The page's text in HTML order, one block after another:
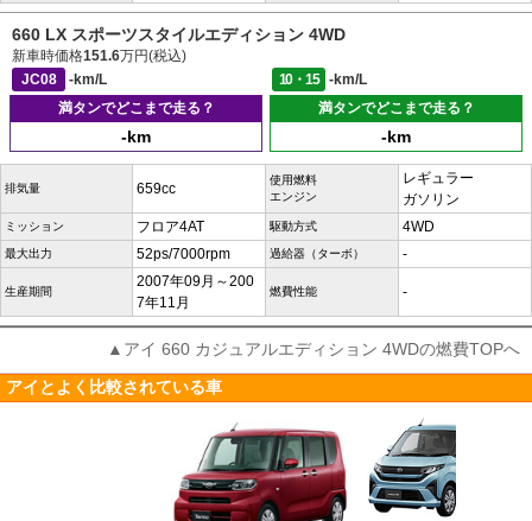
660 LX スポーツスタイルエディション 4WD
新車時価格151.6万円(税込)
JC08
-km/L 10・15
-km/L
満タンでどこまで走る？
-km
満タンでどこまで走る？
-km
排気量 659cc
使用燃料
エンジン
レギュラー
ガソリン
ミッション フロア4AT 駆動方式 4WD
最大出力 52ps/7000rpm 過給器（ターボ） -
生産期間
2007年09月～200
7年11月
燃費性能 -
▲アイ 660 カジュアルエディション 4WDの燃費TOPへ
アイとよく比較されている車